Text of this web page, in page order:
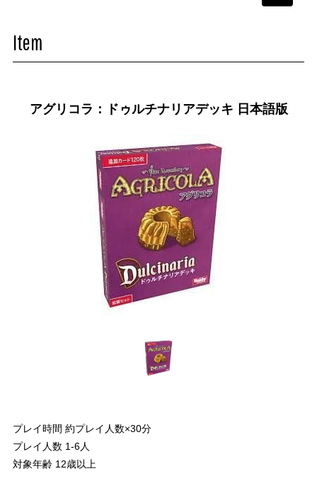
Item
アグリコラ：ドゥルチナリアデッキ 日本語版
プレイ時間 約プレイ人数×30分
プレイ人数 1-6人
対象年齢 12歳以上